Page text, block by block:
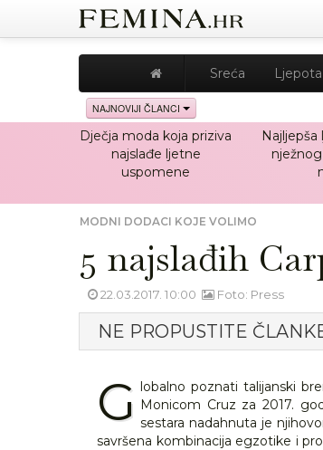
Sreća Ljepota
NAJNOVIJI ČLANCI
Dječja moda koja priziva
najslađe ljetne
uspomene
MODNI DODACI KOJE VOLIMO
5 najslađih
22.03.2017. 10:00 Foto: Press
NE PROPUSTITE
G lobalno poznati talijanski
Monicom Cruz za 2017.
sestara nadahnuta je
savršena kombinacija egzotike i